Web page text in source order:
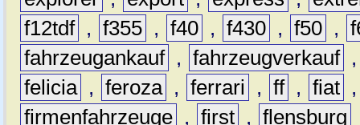
f12tdf , f355 , f40 , f430 , f50 ,
fahrzeugankauf , fahrzeugverkauf
felicia , feroza , ferrari , ff , fiat
firmenfahrzeuge , first , flensburg